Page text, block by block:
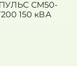
СМ50-
150 кВА